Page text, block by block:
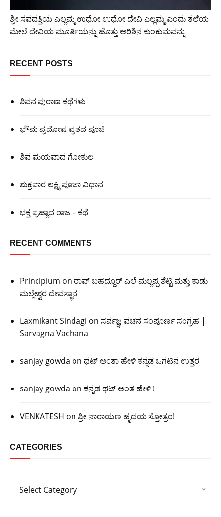
ಶ್ರೀ ಸವದತ್ತಿಯ ಎಲ್ಲಮ್ಮ ಉಧೋ ಉಧೋ ದೇವಿ ಎಲ್ಲಮ್ಮ ಎಂದು ತಲೆಯ
ಮೇಲೆ ದೇವಿಯ ಮೂರ್ತಿಯನ್ನು ಹೊತ್ತು ಅರಿಶಿನ ಕುಂಕುಮವನ್ನು
RECENT POSTS
ಶಿವನ ಪುರಾಣ ಕಥೆಗಳು
ಭೌಮ ಪ್ರದೋಷ ವ್ರತದ ಪೂಜೆ
ಶಿವ ಮಯವಾದ ಗೋಕುಲ
ಶುಕ್ರವಾರ ಲಕ್ಷ್ಮಿ ಪೂಜಾ ವಿಧಾನ
ಭಕ್ತ ಪ್ರಹ್ಲಾದ ರಾಜ – ಕಥೆ
RECENT COMMENTS
Principium on ರಾವ್ ಬಹದ್ದೂರ್ ಎಲೆ ಮಲ್ಲಪ್ಪ ಶೆಟ್ಟಿ ಮತ್ತು ಕಾಡು
ಮಲ್ಲೇಶ್ವರ ದೇವಸ್ಥಾನ
Laxmikant Sindagi on ಸರ್ವಜ್ಞ ವಚನ ಸಂಪೂರ್ಣ ಸಂಗ್ರಹ |
Sarvagna Vachana
sanjay gowda on ಥಟ್ ಅಂತಾ ಹೇಳಿ ಕನ್ನಡ ಒಗಟಿನ ಉತ್ತರ
sanjay gowda on ಕನ್ನಡ ಥಟ್ ಅಂತ ಹೇಳಿ !
VENKATESH on ಶ್ರೀ ನಾರಾಯಣ ಹೃದಯ ಸ್ತೋತ್ರಂ!
CATEGORIES
Categories
Select Category